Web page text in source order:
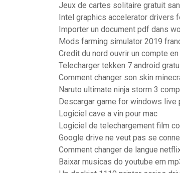
Jeux de cartes solitaire gratuit
Intel graphics accelerator drivers
Importer un document pdf dans
Mods farming simulator 2019
Credit du nord ouvrir un compte
Telecharger tekken 7 android
Comment changer son skin
Naruto ultimate ninja storm 3
Descargar game for windows live
Logiciel cave a vin pour mac
Logiciel de telechargement film
Google drive ne veut pas se
Comment changer de langue
Baixar musicas do youtube em